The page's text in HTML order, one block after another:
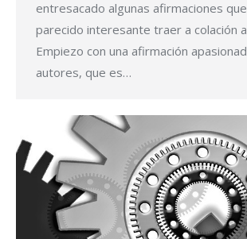
entresacado algunas afirmaciones
parecido interesante traer a colación
Empiezo con una afirmación
autores, que es…